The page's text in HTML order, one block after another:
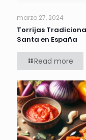
marzo 27, 2024
Torrijas
Santa en España
Read more